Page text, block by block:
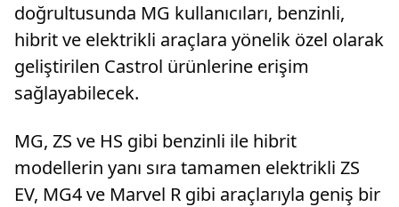
doğrultusunda MG kullanıcıları, benzinli,
hibrit ve elektrikli araçlara yönelik özel olarak
geliştirilen Castrol ürünlerine erişim
sağlayabilecek.
MG, ZS ve HS gibi benzinli ile hibrit
modellerin yanı sıra tamamen elektrikli ZS
EV, MG4 ve Marvel R gibi araçlarıyla geniş bir